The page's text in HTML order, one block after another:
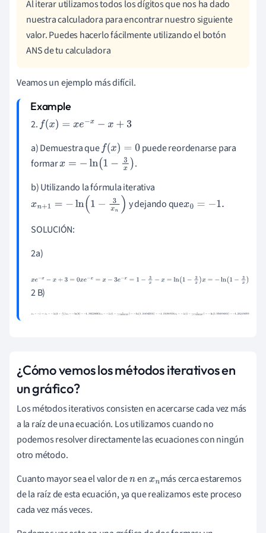
3
Al iterar utilizamos todos los dígitos que nos ha dado
nuestra calculadora para encontrar nuestro siguiente
valor.Puedes hacerlo fácilmente utilizando el botón
ANS de tu calculadora
Veamos un ejemplo más difícil.
2.f(x)=x e-x -x+3
a) Demuestra quef(x)=0
puede reordenarse para
formarx= -ln (1- 3x)
.
b) Utilizando la fórmula iterativa
xn+1= -ln (1-3xn ) y dejando quex0= -1.
SOLUCIÓN:
2a)
xe-x-x+3=0xe-x=x-3e-x=1-3x-x=ln(1-3x)x=-ln(1-3x)
2 B)
x 0=- ⇒x 1 ln 1-3-1 x1 ln( 4)=-1. 386294361 x 2 -ln(1- -
¿Cómo vemos los métodos iterativos en
un gráfico?
Los métodos iterativos consisten en acercarse cada vez más
a la raíz de una ecuación. Los utilizamos cuando no
podemos resolver directamente las ecuaciones con ningún
otro método.
Cuanto mayor sea el valor den enxn más cerca estaremos
de la raíz de esta ecuación, ya que realizamos este proceso
cada vez más veces.